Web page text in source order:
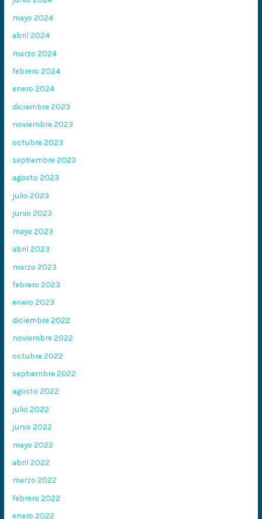
mayo 2024
abril 2024
marzo 2024
febrero 2024
enero 2024
diciembre 2023
noviembre 2023
octubre 2023
septiembre 2023
agosto 2023
julio 2023
junio 2023
mayo 2023
abril 2023
marzo 2023
febrero 2023
enero 2023
diciembre 2022
noviembre 2022
octubre 2022
septiembre 2022
agosto 2022
julio 2022
junio 2022
mayo 2022
abril 2022
marzo 2022
febrero 2022
enero 2022